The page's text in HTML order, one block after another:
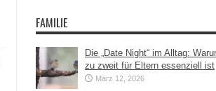
FAMILIE
Die „Date Night“ im Alltag:
zu zweit für Eltern essenziell ist
März 12, 2026